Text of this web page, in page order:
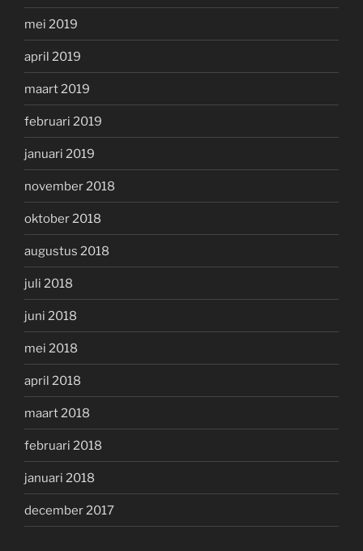
mei 2019
april 2019
maart 2019
februari 2019
januari 2019
november 2018
oktober 2018
augustus 2018
juli 2018
juni 2018
mei 2018
april 2018
maart 2018
februari 2018
januari 2018
december 2017